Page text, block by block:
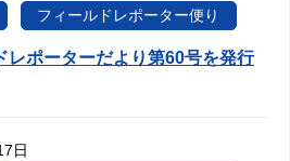
フィールドレポーター便り
レポーターだより第60号を発行
日